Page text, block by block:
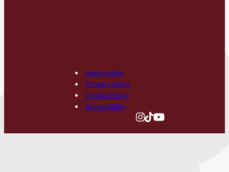
Legal notice
Privacy policy
Cookie Policy
Accessibility